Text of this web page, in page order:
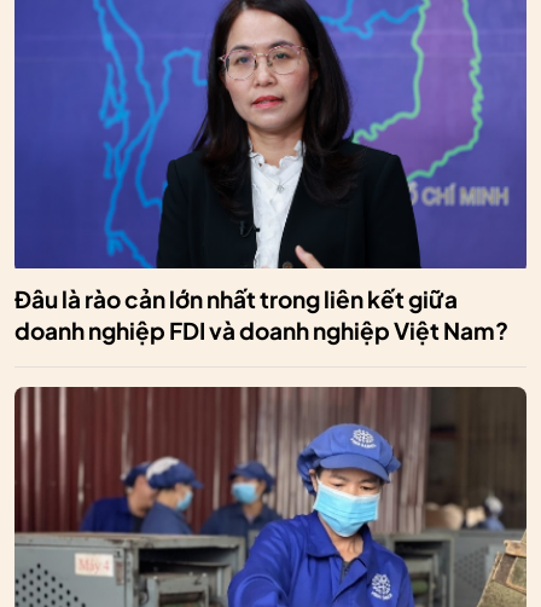
Đâu là rào cản lớn nhất trong liên kết giữa
doanh nghiệp FDI và doanh nghiệp Việt Nam?